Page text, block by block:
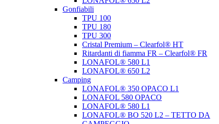
Gonfiabili
TPU 100
TPU 180
TPU 300
Cristal Premium – Clearfol® HT
Ritardanti di fiamma FR – Clearfol® FR
LONAFOL® 580 L1
LONAFOL® 650 L2
Camping
LONAFOL® 350 OPACO L1
LONAFOL 580 OPACO
LONAFOL® 580 L1
LONAFOL® BO 520 L2 – TETTO DA